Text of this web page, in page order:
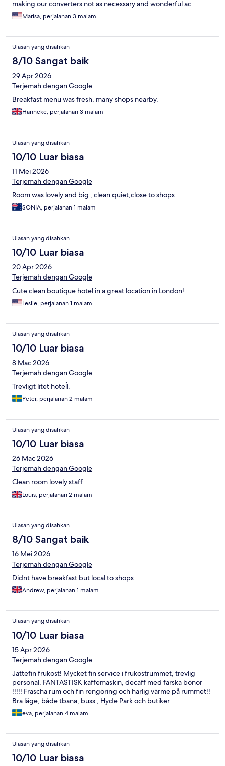
making our converters not as necessary and wonderful ac
during the heat wave. We definitely want to come back for
another stay!
Marisa, perjalanan 3 malam
Ulasan yang disahkan
8/10 Sangat baik
29 Apr 2026
Terjemah dengan Google
Breakfast menu was fresh, many shops nearby.
Hanneke, perjalanan 3 malam
Ulasan yang disahkan
10/10 Luar biasa
11 Mei 2026
Terjemah dengan Google
Room was lovely and big , clean quiet,close to shops
SONIA, perjalanan 1 malam
Ulasan yang disahkan
10/10 Luar biasa
20 Apr 2026
Terjemah dengan Google
Cute clean boutique hotel in a great location in London!
Leslie, perjalanan 1 malam
Ulasan yang disahkan
10/10 Luar biasa
8 Mac 2026
Terjemah dengan Google
Trevligt litet hoteĺl.
Peter, perjalanan 2 malam
Ulasan yang disahkan
10/10 Luar biasa
26 Mac 2026
Terjemah dengan Google
Clean room lovely staff
Louis, perjalanan 2 malam
Ulasan yang disahkan
8/10 Sangat baik
16 Mei 2026
Terjemah dengan Google
Didnt have breakfast but local to shops
Andrew, perjalanan 1 malam
Ulasan yang disahkan
10/10 Luar biasa
15 Apr 2026
Terjemah dengan Google
Jättefin frukost! Mycket fin service i frukostrummet, trevlig
personal. FANTASTISK kaffemaskin, decaff med färska bönor
!!!!! Fräscha rum och fin rengöring och härlig värme på rummet!!
Bra läge, både tbana, buss , Hyde Park och butiker.
eva, perjalanan 4 malam
Ulasan yang disahkan
10/10 Luar biasa